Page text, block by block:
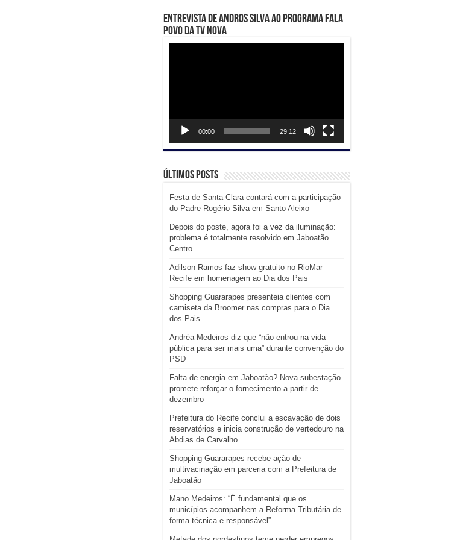
Entrevista de Andros Silva ao programa Fala
Povo da TV Nova
00:00 29:12
Últimos posts
Festa de Santa Clara contará com a participação
do Padre Rogério Silva em Santo Aleixo
Depois do poste, agora foi a vez da iluminação:
problema é totalmente resolvido em Jaboatão
Centro
Adilson Ramos faz show gratuito no RioMar
Recife em homenagem ao Dia dos Pais
Shopping Guararapes presenteia clientes com
camiseta da Broomer nas compras para o Dia
dos Pais
Andréa Medeiros diz que “não entrou na vida
pública para ser mais uma” durante convenção do
PSD
Falta de energia em Jaboatão? Nova subestação
promete reforçar o fornecimento a partir de
dezembro
Prefeitura do Recife conclui a escavação de dois
reservatórios e inicia construção de vertedouro na
Abdias de Carvalho
Shopping Guararapes recebe ação de
multivacinação em parceria com a Prefeitura de
Jaboatão
Mano Medeiros: “É fundamental que os
municípios acompanhem a Reforma Tributária de
forma técnica e responsável”